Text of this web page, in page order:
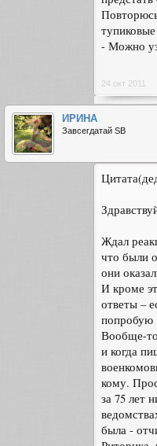
- Можно
24 окт 2011
ИРИНА
Завсегдатай SB
Ждал
что были
они
И кроме
ответы –
попробую
Вообще-
и когда
кому.
за 75 лет
была -